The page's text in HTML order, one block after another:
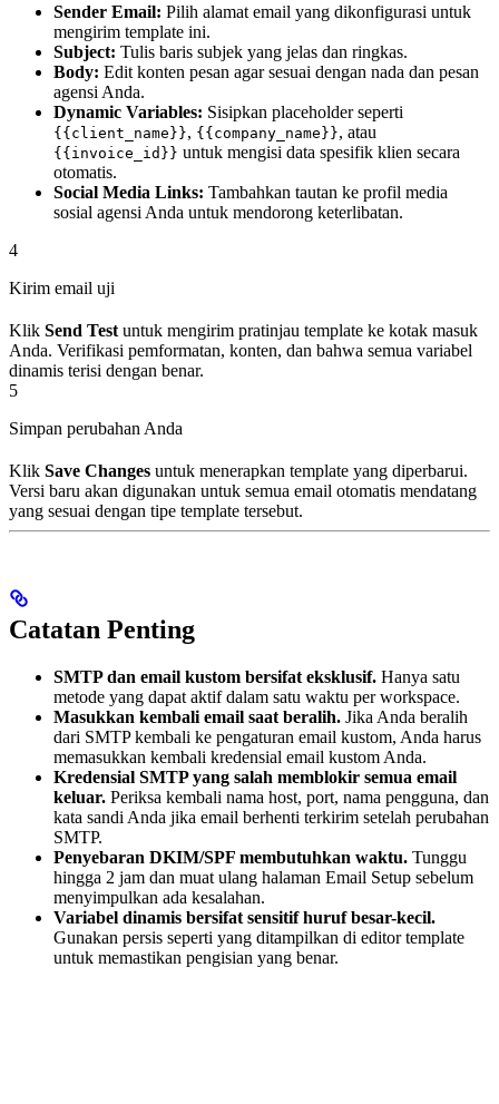
Sender Email: Pilih alamat email yang dikonfigurasi untuk
mengirim template ini.
Subject: Tulis baris subjek yang jelas dan ringkas.
Body: Edit konten pesan agar sesuai dengan nada dan pesan
agensi Anda.
Dynamic Variables: Sisipkan placeholder seperti
{{client_name}}, {{company_name}}, atau
{{invoice_id}} untuk mengisi data spesifik klien secara
otomatis.
Social Media Links: Tambahkan tautan ke profil media
sosial agensi Anda untuk mendorong keterlibatan.
4
Kirim email uji
Klik Send Test untuk mengirim pratinjau template ke kotak masuk
Anda. Verifikasi pemformatan, konten, dan bahwa semua variabel
dinamis terisi dengan benar.
5
Simpan perubahan Anda
Klik Save Changes untuk menerapkan template yang diperbarui.
Versi baru akan digunakan untuk semua email otomatis mendatang
yang sesuai dengan tipe template tersebut.
Catatan Penting
SMTP dan email kustom bersifat eksklusif. Hanya satu
metode yang dapat aktif dalam satu waktu per workspace.
Masukkan kembali email saat beralih. Jika Anda beralih
dari SMTP kembali ke pengaturan email kustom, Anda harus
memasukkan kembali kredensial email kustom Anda.
Kredensial SMTP yang salah memblokir semua email
keluar. Periksa kembali nama host, port, nama pengguna, dan
kata sandi Anda jika email berhenti terkirim setelah perubahan
SMTP.
Penyebaran DKIM/SPF membutuhkan waktu. Tunggu
hingga 2 jam dan muat ulang halaman Email Setup sebelum
menyimpulkan ada kesalahan.
Variabel dinamis bersifat sensitif huruf besar-kecil.
Gunakan persis seperti yang ditampilkan di editor template
untuk memastikan pengisian yang benar.